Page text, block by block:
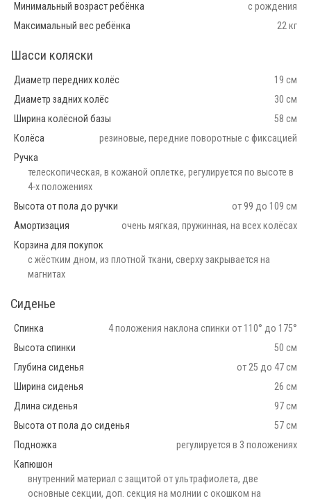
Минимальный возраст ребёнка
с рождения
Максимальный вес ребёнка
22 кг
Шасси коляски
Диаметр передних колёс
19 см
Диаметр задних колёс
30 см
Ширина колёсной базы
58 см
Колёса
резиновые, передние поворотные с фиксацией
Ручка
телескопическая, в кожаной оплетке, регулируется по высоте в
4-х положениях
Высота от пола до ручки
от 99 до 109 см
Амортизация
очень мягкая, пружинная, на всех колёсах
Корзина для покупок
с жёстким дном, из плотной ткани, сверху закрывается на
магнитах
Сиденье
Спинка
4 положения наклона спинки от 110° до 175°
Высота спинки
50 см
Глубина сиденья
от 25 до 47 см
Ширина сиденья
26 см
Длина сиденья
97 см
Высота от пола до сиденья
57 см
Подножка
регулируется в 3 положениях
Капюшон
внутренний материал с защитой от ультрафиолета, две
основные секции, доп. секция на молнии с окошком на